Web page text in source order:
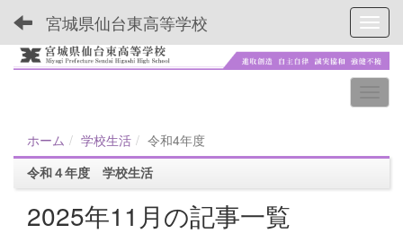
宮城県仙台東高等学校
ホーム 学校生活
令和4年度
令和４年度 学校生活
2025年11月の記事一覧